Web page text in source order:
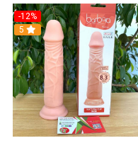
-12%
5